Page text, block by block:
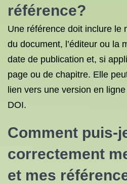
référence?
Une référence doit inclure le
du document, l’éditeur ou la
date de publication et, si
page ou de chapitre. Elle
lien vers une version en
DOI.
Comment puis-
correctement
et mes